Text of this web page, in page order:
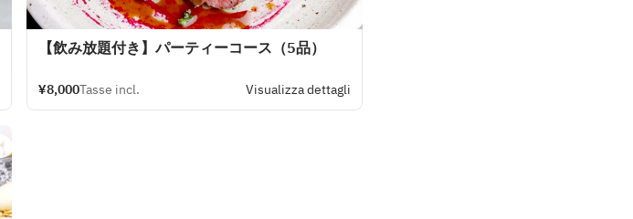
【飲み放題付き】パーティーコース（5品）
¥8,000Tasse incl. Visualizza dettagli